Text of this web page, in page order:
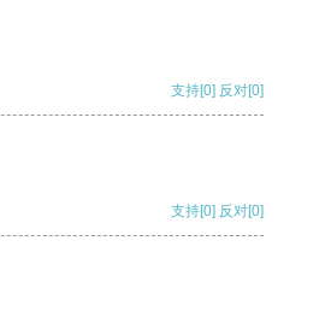
支持[0] 反对[0]
支持[0] 反对[0]